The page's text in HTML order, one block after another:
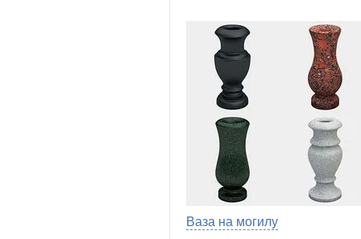
Ваза на могилу